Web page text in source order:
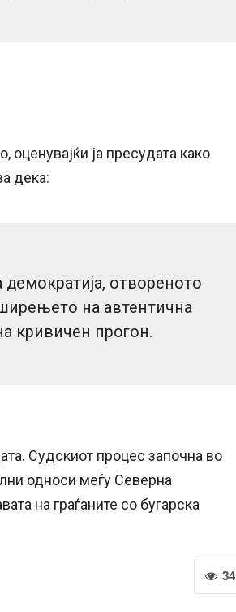
ја пресудата како
дека:
отвореното
на автентична
кривичен прогон.
Судскиот процес започна во
односи меѓу Северна
на граѓаните со бугарска
34